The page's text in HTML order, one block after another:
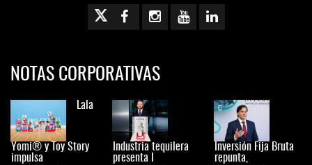
NOTAS CORPORATIVAS
Lala
Yomi® y Toy Story
impulsa
Industria tequilera
presenta l
Inversión Fija Bruta
repunta,